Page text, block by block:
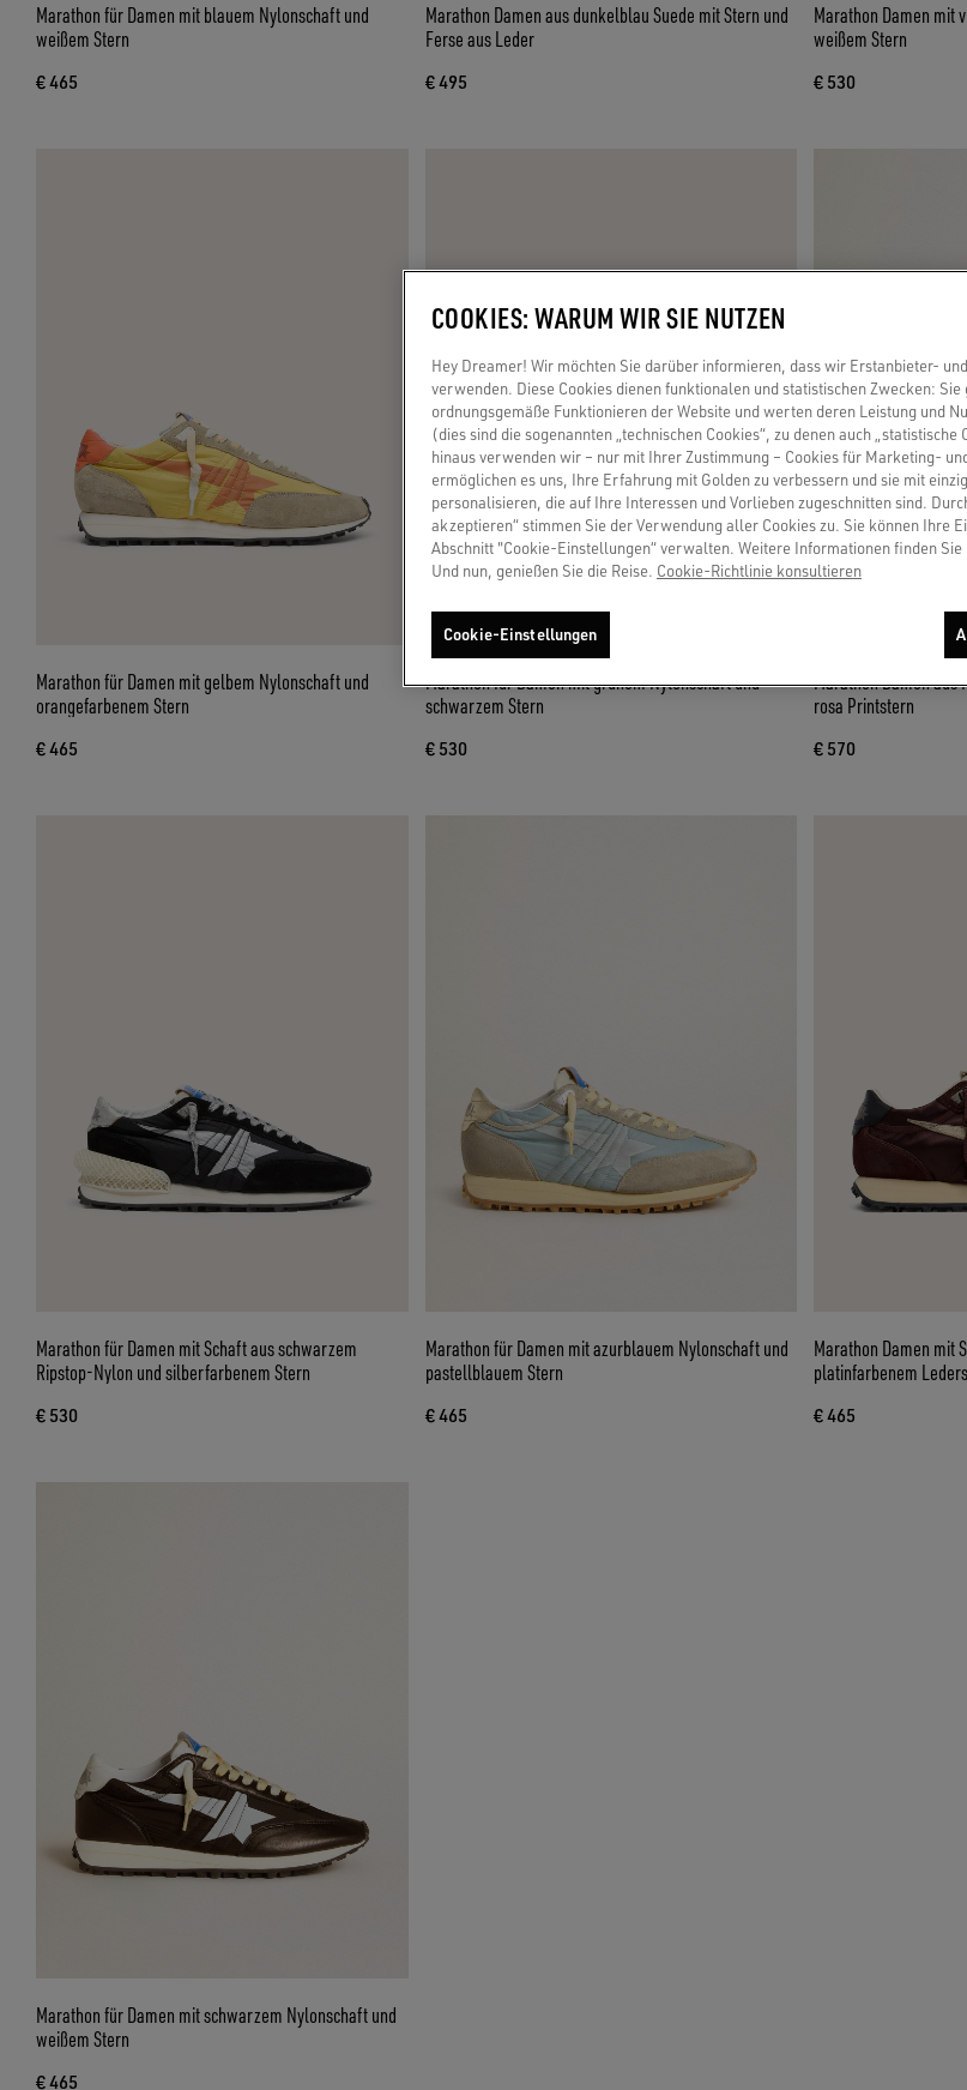
Marathon für Damen mit blauem Nylonschaft und
weißem Stern
€ 465
Marathon Damen aus dunkelblau Suede mit Stern und
Ferse aus Leder
€ 495
Marathon Damen mit
weißem Stern
€ 530
Marathon für Damen mit gelbem Nylonschaft und
orangefarbenem Stern
€ 465
Marathon für Damen mit grünem Nylonschaft und
schwarzem Stern
€ 530
Marathon Damen aus
rosa Printstern
€ 570
Marathon für Damen mit Schaft aus schwarzem
Ripstop-Nylon und silberfarbenem Stern
€ 530
Marathon für Damen mit azurblauem Nylonschaft und
pastellblauem Stern
€ 465
Marathon Damen mit
platinfarbenem
€ 465
Marathon für Damen mit schwarzem Nylonschaft und
weißem Stern
€ 465
COOKIES: WARUM WIR SIE NUTZEN
Hey Dreamer! Wir möchten Sie darüber informieren, dass wir Erstanbieter-
verwenden. Diese Cookies dienen funktionalen und statistischen Zwecken:
ordnungsgemäße Funktionieren der Website und werten deren Leistung und
(dies sind die sogenannten „technischen Cookies“, zu denen auch
hinaus verwenden wir – nur mit Ihrer Zustimmung – Cookies für Marketing-
ermöglichen es uns, Ihre Erfahrung mit Golden zu verbessern und sie mit
personalisieren, die auf Ihre Interessen und Vorlieben zugeschnitten sind.
akzeptieren“ stimmen Sie der Verwendung aller Cookies zu. Sie können Ihre
Abschnitt "Cookie-Einstellungen“ verwalten. Weitere Informationen finden
Und nun, genießen Sie die Reise. Cookie-Richtlinie konsultieren
Cookie-Einstellungen